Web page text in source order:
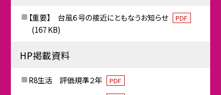
【重要】 台風６号の接近にともなうお知らせ PDF
(167 KB)
HP掲載資料
R8生活 評価規準２年 PDF